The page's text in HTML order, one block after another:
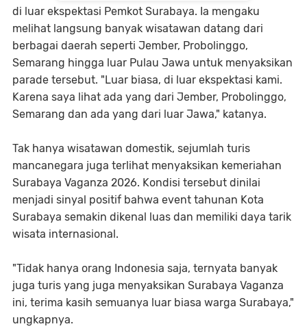
di luar ekspektasi Pemkot Surabaya. Ia mengaku
melihat langsung banyak wisatawan datang dari
berbagai daerah seperti Jember, Probolinggo,
Semarang hingga luar Pulau Jawa untuk menyaksikan
parade tersebut. "Luar biasa, di luar ekspektasi kami.
Karena saya lihat ada yang dari Jember, Probolinggo,
Semarang dan ada yang dari luar Jawa," katanya.
Tak hanya wisatawan domestik, sejumlah turis
mancanegara juga terlihat menyaksikan kemeriahan
Surabaya Vaganza 2026. Kondisi tersebut dinilai
menjadi sinyal positif bahwa event tahunan Kota
Surabaya semakin dikenal luas dan memiliki daya tarik
wisata internasional.
"Tidak hanya orang Indonesia saja, ternyata banyak
juga turis yang juga menyaksikan Surabaya Vaganza
ini, terima kasih semuanya luar biasa warga Surabaya,"
ungkapnya.